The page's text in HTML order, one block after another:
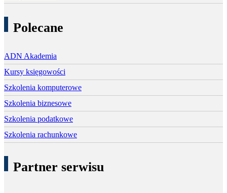
Polecane
ADN Akademia
Kursy księgowości
Szkolenia komputerowe
Szkolenia biznesowe
Szkolenia podatkowe
Szkolenia rachunkowe
Partner serwisu